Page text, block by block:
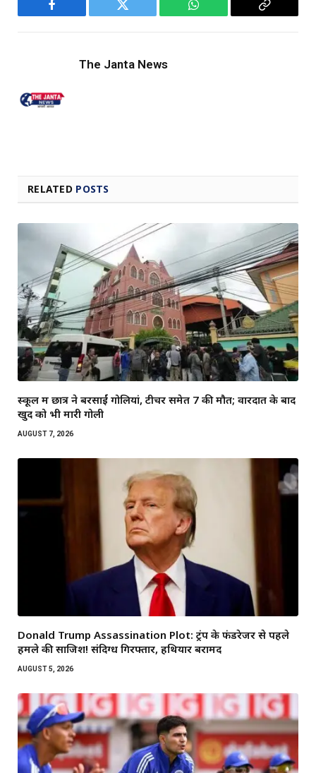
Facebook Twitter WhatsApp
Copy
The Janta News
RELATED POSTS
स्कूल में छात्र ने बरसाईं गोलियां, टीचर समेत 7 की मौत; वारदात के बाद
खुद को भी मारी गोली
AUGUST 7, 2026
Donald Trump Assassination Plot: ट्रंप के फंडरेजर से पहले
हमले की साजिश! संदिग्ध गिरफ्तार, हथियार बरामद
AUGUST 5, 2026